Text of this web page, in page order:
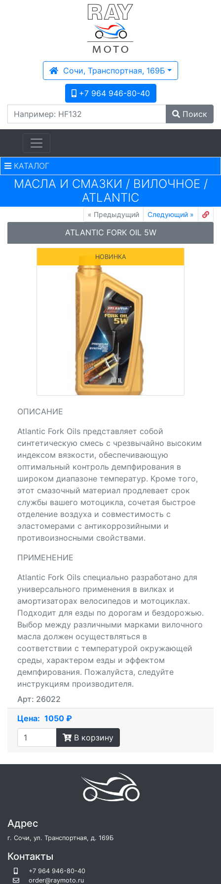
Сочи, Транспортная, 169Б
+7 964 946-80-40
Поиск
КАТАЛОГ
МАСЛА И СМАЗКИ / ВИЛОЧНОЕ /
ATLANTIC
« Предыдущий Следующий »
ATLANTIC FORK OIL 5W
НОВИНКА
ОПИСАНИЕ
Atlantic Fork Oils представляет собой
синтетическую смесь с чрезвычайно высоким
индексом вязкости, обеспечивающую
оптимальный контроль демпфирования в
широком диапазоне температур. Кроме того,
этот смазочный материал продлевает срок
службы вашего мотоцикла, сочетая быстрое
отделение воздуха и совместимость с
эластомерами с антикоррозийными и
противоизносными свойствами.
ПРИМЕНЕНИЕ
Atlantic Fork Oils специально разработано для
универсального применения в вилках и
амортизаторах велосипедов и мотоциклах.
Подходит для езды по дорогам и бездорожью.
Выбор между различными марками вилочного
масла должен осуществляться в
соответствии с температурой окружающей
среды, характером езды и эффектом
демпфирования. Пожалуйста, следуйте
инструкциям производителя.
Арт: 26022
Цена: 1050 ₽
В корзину
Адрес
г. Сочи, ул. Транспортная, д. 169Б
Контакты
+7 964 946-80-40
order@raymoto.ru